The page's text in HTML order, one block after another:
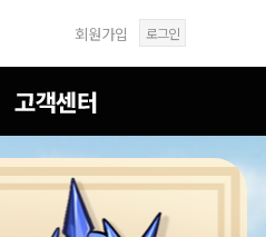
회원가입 로그인
FAQ
1:1문의
답변확인